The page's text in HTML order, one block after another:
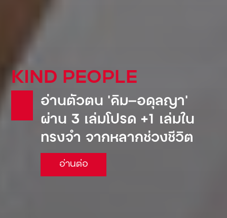
KIND PEOPLE
อ่านตัวตน ‘คิม—อดุลญา’
ผ่าน 3 เล่มโปรด +1 เล่มใน
ทรงจำ จากหลากช่วงชีวิต
อ่านต่อ
KIND GLOBAL
Pepsi: น้ำอัดลมเจ้าแรกที่
เข้ามาตีตลาดโซเวียต จน
ต้องยอมขายเรือดำน้ำเพื่อ
แลกกับเครื่องดื่ม!
อ่านต่อ